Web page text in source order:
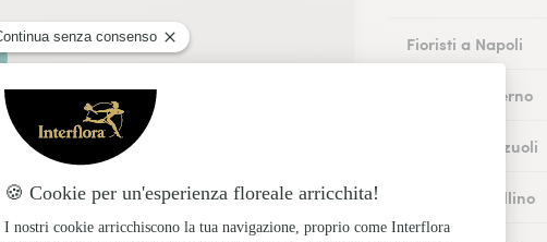
Fioristi a Napoli
Fioristi a Salerno
Fioristi a Pozzuoli
Fioristi a Avellino